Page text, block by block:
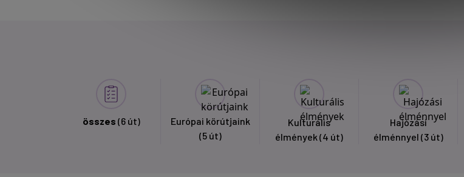
összes (6 út)
Európai körútjaink
(5 út)
Kulturális
élmények (4 út)
Hajózási
élménnyel (3 út)